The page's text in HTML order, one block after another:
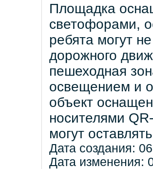
Площадка
светофорами,
ребята могут
дорожного
пешеходная
освещением и
объект
носителями
могут
Дата создания:
Дата изменения: